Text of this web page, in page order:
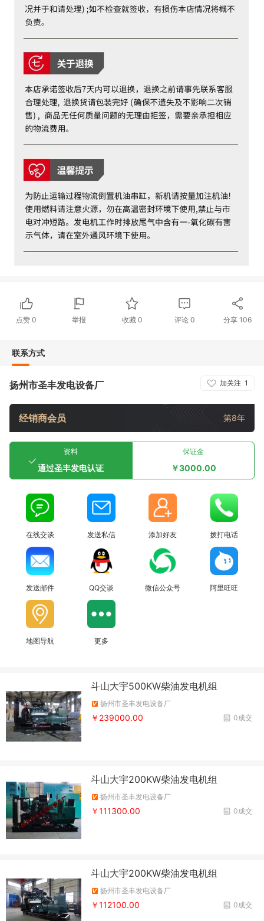
点赞0 举报 收藏 0 评论0 分享106
联系方式
加关注 1
扬州市圣丰发电设备厂
经销商会员 第8年
资料
通过圣丰发电认证
保证金
￥3000.00
在线交谈 发送私信 添加好友 拨打电话
发送邮件 QQ交谈 微信公众号 阿里旺旺
地图导航 更多
斗山大宇500KW柴油发电机组
扬州市圣丰发电设备厂
0成交
￥239000.00
斗山大宇200KW柴油发电机组
扬州市圣丰发电设备厂
0成交
￥111300.00
斗山大宇200KW柴油发电机组
扬州市圣丰发电设备厂
0成交
￥112100.00